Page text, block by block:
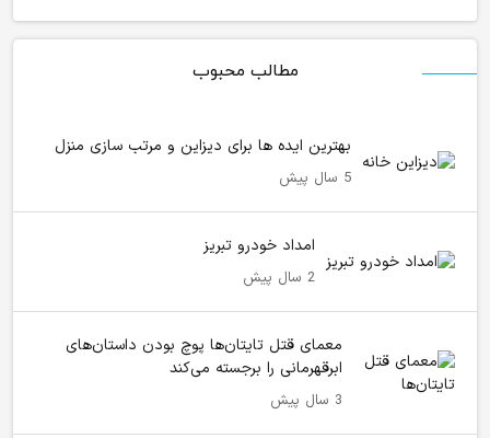
مطالب محبوب
بهترین ایده ها برای دیزاین و مرتب سازی منزل
5 سال پیش
امداد خودرو تبریز
2 سال پیش
معمای قتل تایتان‌ها پوچ بودن داستان‌های
ابرقهرمانی را برجسته می‌کند
3 سال پیش